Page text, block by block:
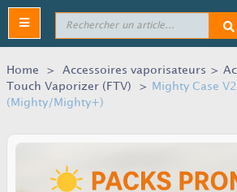
Toggle
navigation
Home > Accessoires vaporisateurs >
Touch Vaporizer (FTV)
>
Mighty Case
(Mighty/Mighty+)